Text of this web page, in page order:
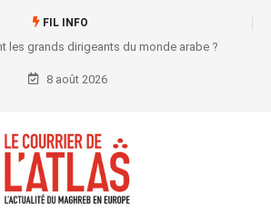
FIL INFO
les grands dirigeants du monde arabe ?
8 août 2026